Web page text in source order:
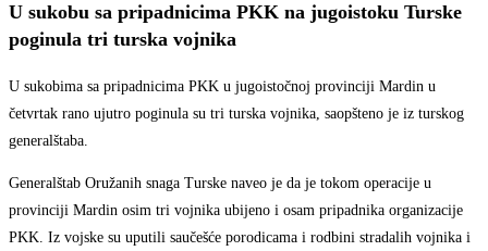
U sukobu sa pripadnicima PKK na jugoistoku Turske
poginula tri turska vojnika
U sukobima sa pripadnicima PKK u jugoistočnoj provinciji Mardin u
četvrtak rano ujutro poginula su tri turska vojnika, saopšteno je iz turskog
generalštaba.
Generalštab Oružanih snaga Turske naveo je da je tokom operacije u
provinciji Mardin osim tri vojnika ubijeno i osam pripadnika organizacije
PKK. Iz vojske su uputili saučešće porodicama i rodbini stradalih vojnika i